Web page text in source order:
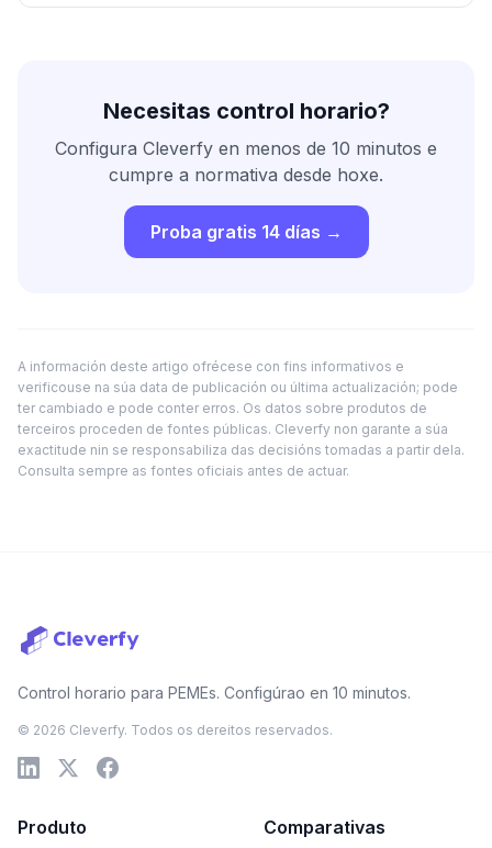
Necesitas control horario?
Configura Cleverfy en menos de 10 minutos e
cumpre a normativa desde hoxe.
Proba gratis 14 días →
A información deste artigo ofrécese con fins informativos e
verificouse na súa data de publicación ou última actualización; pode
ter cambiado e pode conter erros. Os datos sobre produtos de
terceiros proceden de fontes públicas. Cleverfy non garante a súa
exactitude nin se responsabiliza das decisións tomadas a partir dela.
Consulta sempre as fontes oficiais antes de actuar.
Control horario para PEMEs. Configúrao en 10 minutos.
© 2026 Cleverfy. Todos os dereitos reservados.
Produto Comparativas